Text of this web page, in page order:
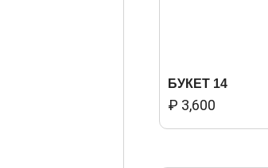
БУКЕТ 14
₽ 3,600